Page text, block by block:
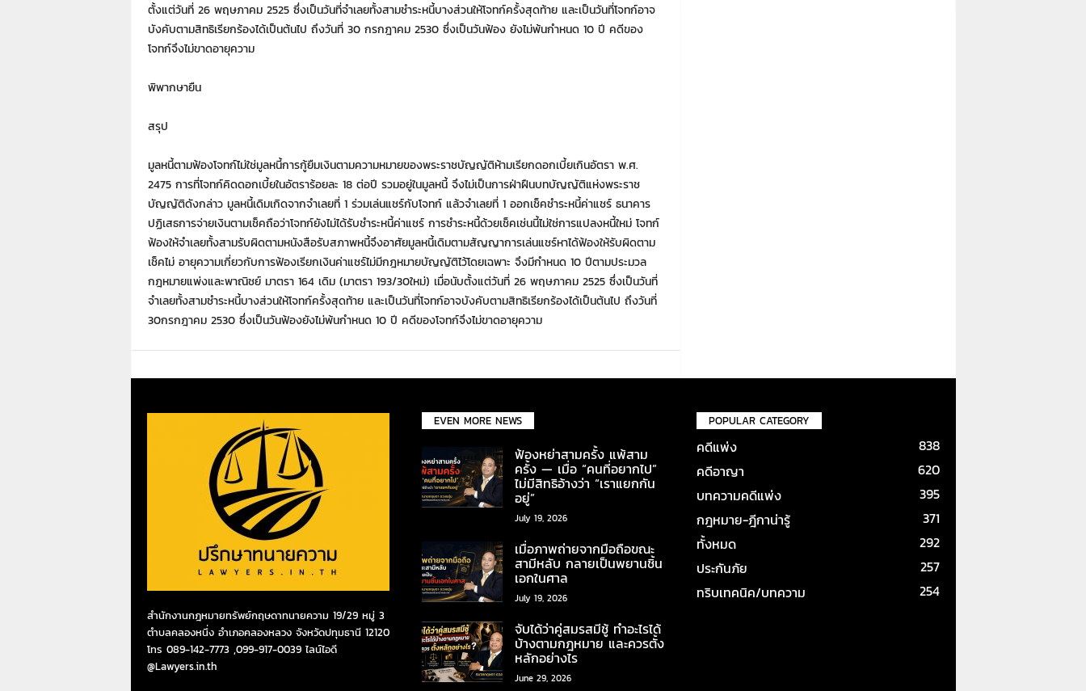
ตั้งแต่วันที่ 26 พฤษภาคม 2525 ซึ่งเป็นวันที่จำเลยทั้งสามชำระหนี้บางส่วนให้โจทก์ครั้งสุดท้าย และเป็นวันที่โจทก์อาจ
บังคับตามสิทธิเรียกร้องได้เป็นต้นไป ถึงวันที่ 30 กรกฎาคม 2530 ซึ่งเป็นวันฟ้อง ยังไม่พ้นกำหนด 10 ปี คดีของ
โจทก์จึงไม่ขาดอายุความ
พิพากษายืน
สรุป
มูลหนี้ตามฟ้องโจทก์ไม่ใช่มูลหนี้การกู้ยืมเงินตามความหมายของพระราชบัญญัติห้ามเรียกดอกเบี้ยเกินอัตรา พ.ศ.
2475 การที่โจทก์คิดดอกเบี้ยในอัตราร้อยละ 18 ต่อปี รวมอยู่ในมูลหนี้ จึงไม่เป็นการฝ่าฝืนบทบัญญัติแห่งพระราช
บัญญัติดังกล่าว มูลหนี้เดิมเกิดจากจำเลยที่ 1 ร่วมเล่นแชร์กับโจทก์ แล้วจำเลยที่ 1 ออกเช็คชำระหนี้ค่าแชร์ ธนาคาร
ปฏิเสธการจ่ายเงินตามเช็คถือว่าโจทก์ยังไม่ได้รับชำระหนี้ค่าแชร์ การชำระหนี้ด้วยเช็คเช่นนี้ไม่ใช่การแปลงหนี้ใหม่ โจทก์
ฟ้องให้จำเลยทั้งสามรับผิดตามหนังสือรับสภาพหนี้จึงอาศัยมูลหนี้เดิมตามสัญญาการเล่นแชร์หาได้ฟ้องให้รับผิดตาม
เช็คไม่ อายุความเกี่ยวกับการฟ้องเรียกเงินค่าแชร์ไม่มีกฎหมายบัญญัติไว้โดยเฉพาะ จึงมีกำหนด 10 ปีตามประมวล
กฎหมายแพ่งและพาณิชย์ มาตรา 164 เดิม (มาตรา 193/30ใหม่) เมื่อนับตั้งแต่วันที่ 26 พฤษภาคม 2525 ซึ่งเป็นวันที่
จำเลยทั้งสามชำระหนี้บางส่วนให้โจทก์ครั้งสุดท้าย และเป็นวันที่โจทก์อาจบังคับตามสิทธิเรียกร้องได้เป็นต้นไป ถึงวันที่
30กรกฎาคม 2530 ซึ่งเป็นวันฟ้องยังไม่พ้นกำหนด 10 ปี คดีของโจทก์จึงไม่ขาดอายุความ
สำนักงานกฎหมายทรัพย์กฤษดาทนายความ 19/29 หมู่ 3
ตำบลคลองหนึ่ง อำเภอคลองหลวง จังหวัดปทุมธานี 12120
โทร 089-142-7773 ,099-917-0039 ไลน์ไอดี
@Lawyers.in.th
EVEN MORE NEWS
ฟ้องหย่าสามครั้ง แพ้สาม
ครั้ง — เมื่อ “คนที่อยากไป”
ไม่มีสิทธิอ้างว่า “เราแยกกัน
อยู่”
July 19, 2026
เมื่อภาพถ่ายจากมือถือขณะ
สามีหลับ กลายเป็นพยานชิ้น
เอกในศาล
July 19, 2026
จับได้ว่าคู่สมรสมีชู้ ทำอะไรได้
บ้างตามกฎหมาย และควรตั้ง
หลักอย่างไร
June 29, 2026
POPULAR CATEGORY
คดีแพ่ง
838
คดีอาญา
620
บทความคดีแพ่ง
395
กฎหมาย-ฎีกาน่ารู้
371
ทั้งหมด
292
ประกันภัย
257
ทริบเทคนิค/บทความ
254